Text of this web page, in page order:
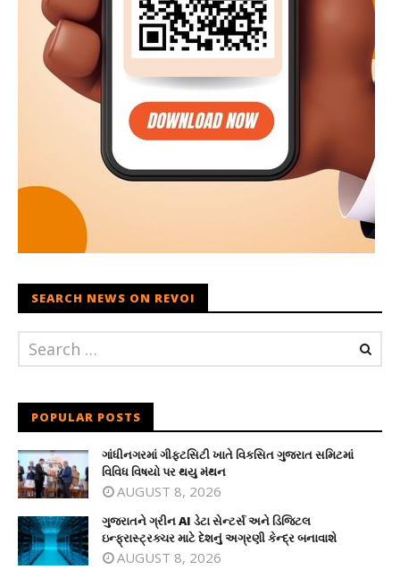
SEARCH NEWS ON REVOI
POPULAR POSTS
ગાંધીનગરમાં ગીફ્ટસિટી ખાતે વિકસિત ગુજરાત સમિટમાં
વિવિધ વિષયો પર થયુ મંથન
AUGUST 8, 2026
ગુજરાતને ગ્રીન AI ડેટા સેન્ટર્સ અને ડિજિટલ
ઇન્ફ્રાસ્ટ્રક્ચર માટે દેશનું અગ્રણી કેન્દ્ર બનાવાશે
AUGUST 8, 2026